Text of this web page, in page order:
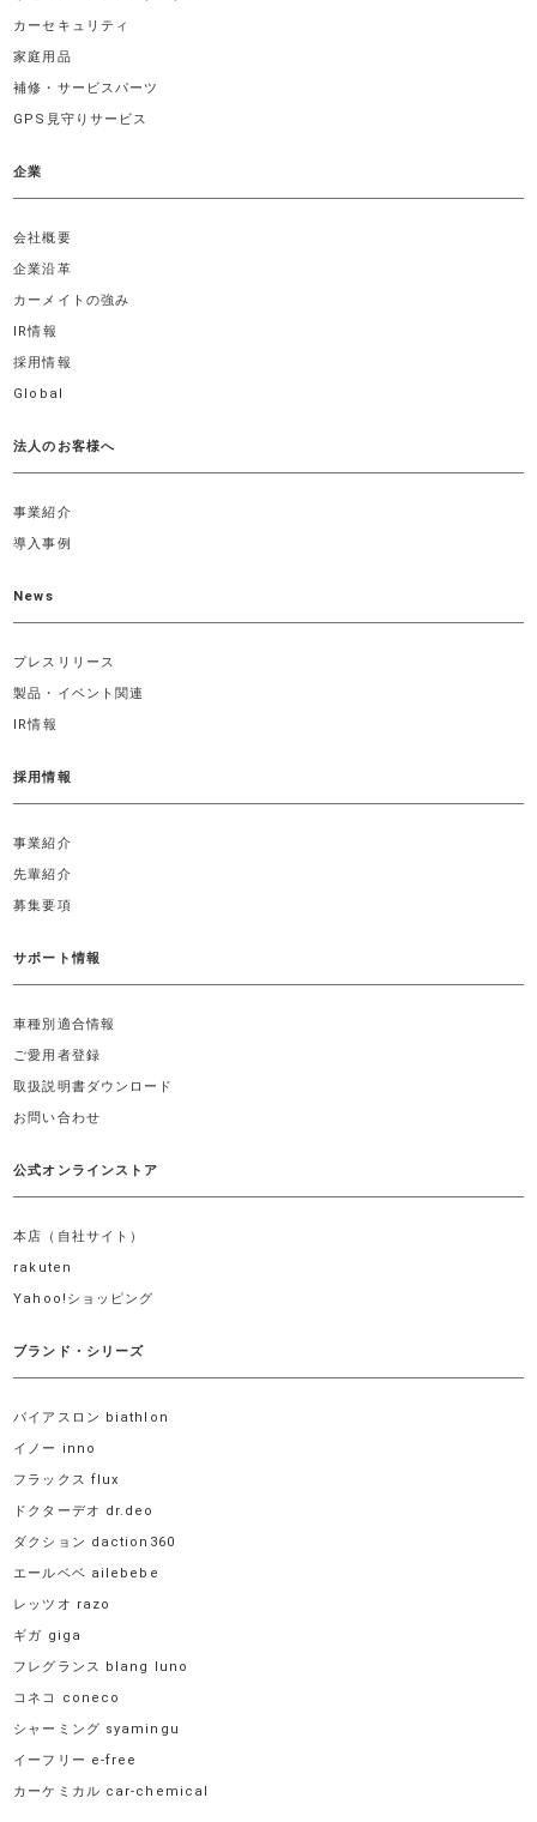
カーセキュリティ
家庭用品
補修・サービスパーツ
GPS見守りサービス
企業
会社概要
企業沿革
カーメイトの強み
IR情報
採用情報
Global
法人のお客様へ
事業紹介
導入事例
News
プレスリリース
製品・イベント関連
IR情報
採用情報
事業紹介
先輩紹介
募集要項
サポート情報
車種別適合情報
ご愛用者登録
取扱説明書ダウンロード
お問い合わせ
公式オンラインストア
本店（自社サイト）
rakuten
Yahoo!ショッピング
ブランド・シリーズ
バイアスロン biathlon
イノー inno
フラックス flux
ドクターデオ dr.deo
ダクション daction360
エールベベ ailebebe
レッツオ razo
ギガ giga
フレグランス blang luno
コネコ coneco
シャーミング syamingu
イーフリー e-free
カーケミカル car-chemical